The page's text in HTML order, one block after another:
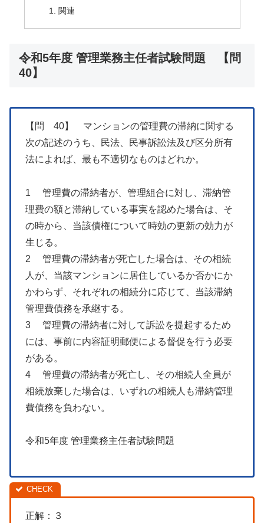
関連
令和5年度 管理業務主任者試験問題 【問
40】
【問 40】 マンションの管理費の滞納に関する
次の記述のうち、民法、民事訴訟法及び区分所有
法によれば、最も不適切なものはどれか。
1 管理費の滞納者が、管理組合に対し、滞納管
理費の額と滞納している事実を認めた場合は、そ
の時から、当該債権について時効の更新の効力が
生じる。
2 管理費の滞納者が死亡した場合は、その相続
人が、当該マンションに居住しているか否かにか
かわらず、それぞれの相続分に応じて、当該滞納
管理費債務を承継する。
3 管理費の滞納者に対して訴訟を提起するため
には、事前に内容証明郵便による督促を行う必要
がある。
4 管理費の滞納者が死亡し、その相続人全員が
相続放棄した場合は、いずれの相続人も滞納管理
費債務を負わない。
令和5年度 管理業務主任者試験問題
正解：３